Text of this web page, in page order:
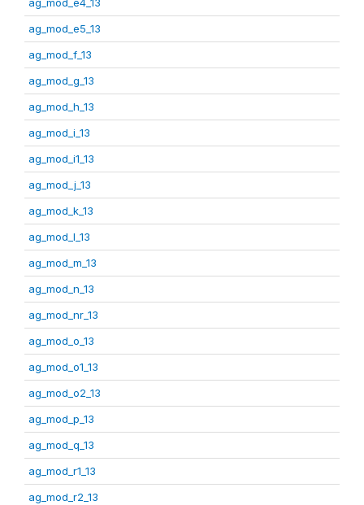
ag_mod_e5_13
ag_mod_f_13
ag_mod_g_13
ag_mod_h_13
ag_mod_i_13
ag_mod_i1_13
ag_mod_j_13
ag_mod_k_13
ag_mod_l_13
ag_mod_m_13
ag_mod_n_13
ag_mod_nr_13
ag_mod_o_13
ag_mod_o1_13
ag_mod_o2_13
ag_mod_p_13
ag_mod_q_13
ag_mod_r1_13
ag_mod_r2_13